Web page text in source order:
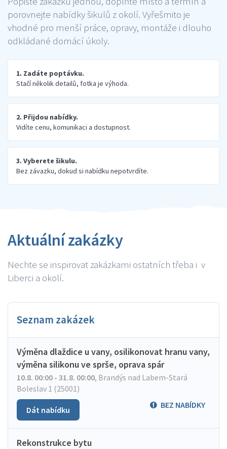
porovnejte nabídky šikulů z okolí. Vyřešmito je
vhodné pro menší práce, opravy, montáže i dlouho
odkládané domácí úkoly.
1. Zadáte poptávku.
Stačí několik detailů, fotka je výhoda.
2. Přijdou nabídky.
Vidíte cenu, komunikaci a dostupnost.
3. Vyberete šikulu.
Bez závazku, dokud si nabídku nepotvrdíte.
Aktuální zakázky
Nechte se inspirovat zakázkami ostatních třeba i v
Liberci a okolí.
Seznam zakázek
Výměna dlaždice u vany, osilikonovat hranu vany,
výměna silikonu ve sprše, oprava spár
10.8. 00:00 - 31.8. 00:00, Brandýs nad Labem-Stará
Boleslav 1 (25001)
BEZ NABÍDKY
Dát nabídku
Rekonstrukce bytu